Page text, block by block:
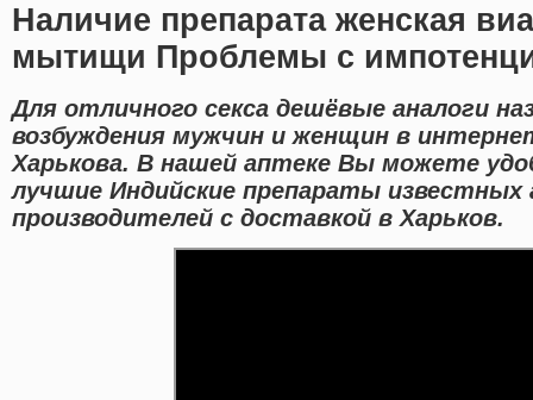
Наличие препарата женская
мытищи Проблемы с
Для отличного секса дешёвые аналоги
возбуждения мужчин и женщин в
Харькова. В нашей аптеке Вы можете
лучшие Индийские препараты известных
производителей с доставкой в Харьков.